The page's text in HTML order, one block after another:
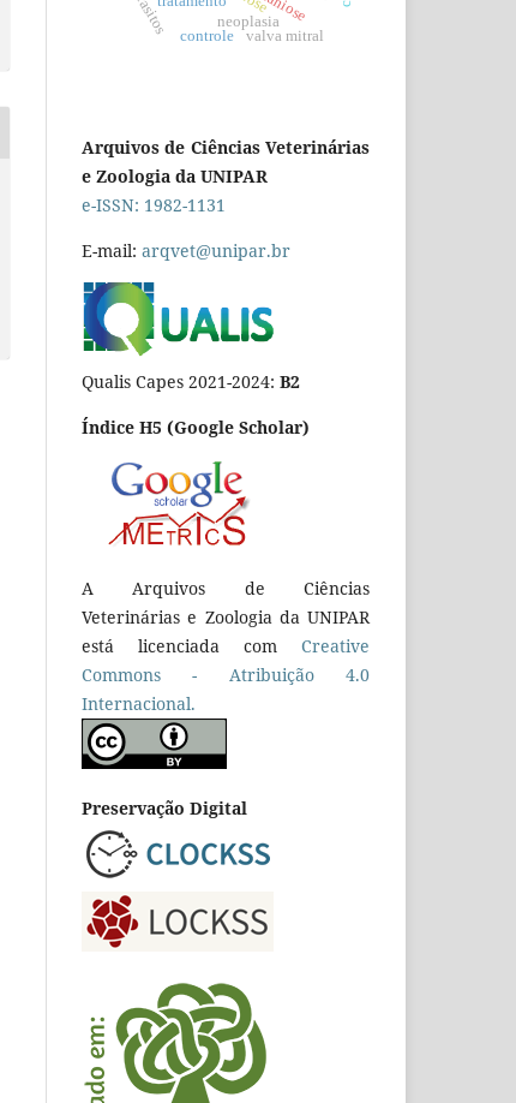
neoplasia
controle valva mitral
Arquivos de Ciências Veterinárias
e Zoologia da UNIPAR
e-ISSN: 1982-1131
E-mail: arqvet@unipar.br
Qualis Capes 2021-2024: B2
Índice H5 (Google Scholar)
A Arquivos de Ciências
Veterinárias e Zoologia da UNIPAR
está licenciada com Creative
Commons - Atribuição 4.0
Internacional.
Preservação Digital